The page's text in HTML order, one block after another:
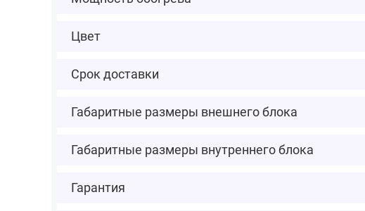
Цвет
Срок доставки
Габаритные размеры внешнего блока
Габаритные размеры внутреннего блока
Гарантия